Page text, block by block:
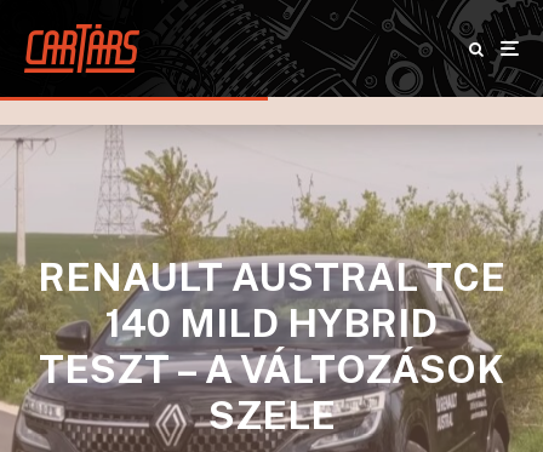
RENAULT AUSTRAL TCE
140 MILD HYBRID
TESZT – A VÁLTOZÁSOK
SZELE